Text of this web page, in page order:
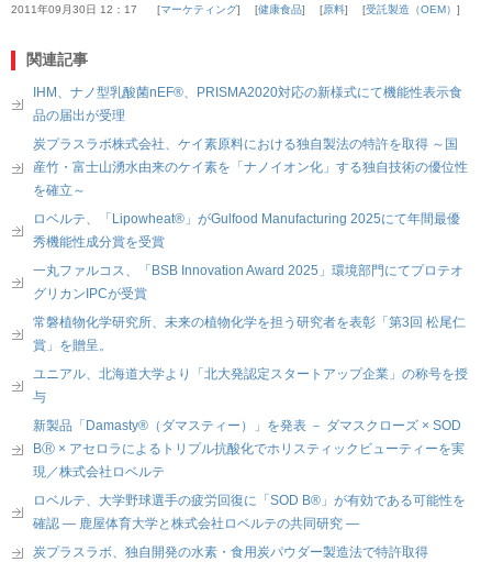
2011年09月30日 12：17 マーケティング 健康食品 原料 受託製造（OEM）
関連記事
IHM、ナノ型乳酸菌nEF®、PRISMA2020対応の新様式にて機能性表示食
品の届出が受理
炭プラスラボ株式会社、ケイ素原料における独自製法の特許を取得 ～国
産竹・富士山湧水由来のケイ素を「ナノイオン化」する独自技術の優位性
を確立～
ロベルテ、「Lipowheat®」がGulfood Manufacturing 2025にて年間最優
秀機能性成分賞を受賞
一丸ファルコス、「BSB Innovation Award 2025」環境部門にてプロテオ
グリカンIPCが受賞
常磐植物化学研究所、未来の植物化学を担う研究者を表彰「第3回 松尾仁
賞」を贈呈。
ユニアル、北海道大学より「北大発認定スタートアップ企業」の称号を授
与
新製品「Damasty®（ダマスティー）」を発表 － ダマスクローズ × SOD
BⓇ × アセロラによるトリプル抗酸化でホリスティックビューティーを実
現／株式会社ロベルテ
ロベルテ、大学野球選手の疲労回復に「SOD B®」が有効である可能性を
確認 ― 鹿屋体育大学と株式会社ロベルテの共同研究 ―
炭プラスラボ、独自開発の水素・食用炭パウダー製造法で特許取得